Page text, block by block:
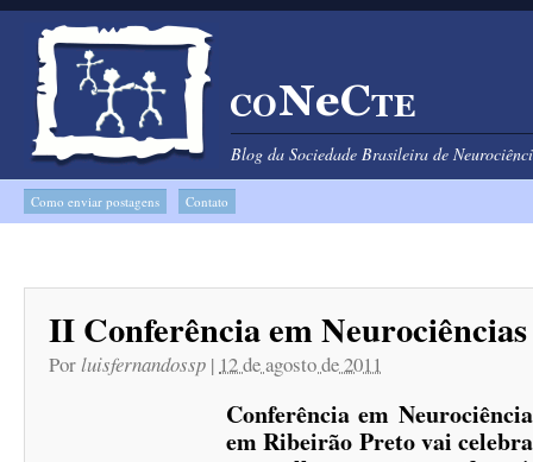
Blog da Sociedade Brasileira de
Como enviar postagens Contato
II Conferência em Neurociências
Porluisfernandossp | 12 de agosto de 2011
Conferência em
em Ribeirão Preto vai